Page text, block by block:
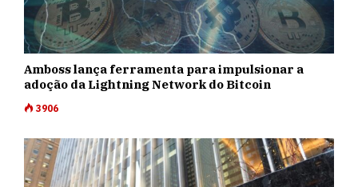
Amboss lança ferramenta para impulsionar a
adoção da Lightning Network do Bitcoin
3906